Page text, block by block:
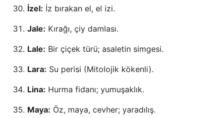
İzel: İz bırakan el, el izi.
Jale: Kırağı, çiy damlası.
Lale: Bir çiçek türü; asaletin simgesi.
Lara: Su perisi (Mitolojik kökenli).
Lina: Hurma fidanı; yumuşaklık.
Maya: Öz, maya, cevher; yaradılış.